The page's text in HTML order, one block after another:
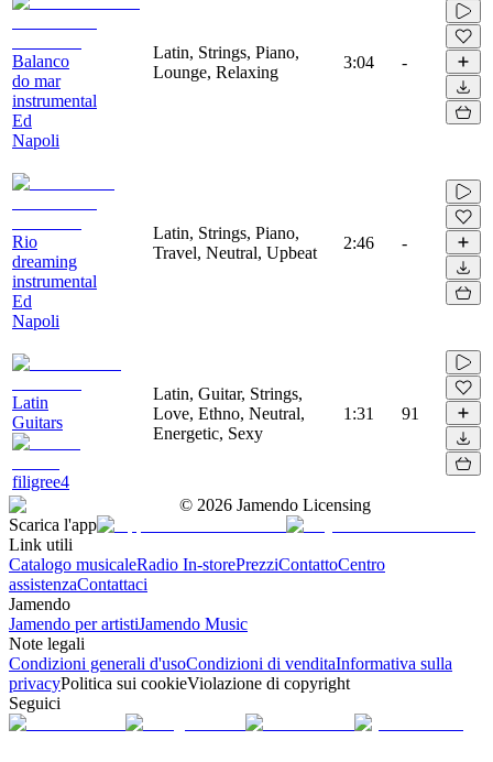
Balanco
do mar
instrumental
Ed
Napoli
Latin, Strings, Piano,
Lounge, Relaxing
3:04 -
Rio
dreaming
instrumental
Ed
Napoli
Latin, Strings, Piano,
Travel, Neutral, Upbeat
2:46 -
Latin
Guitars
filigree4
Latin, Guitar, Strings,
Love, Ethno, Neutral,
Energetic, Sexy
1:31 91
© 2026 Jamendo Licensing
Scarica l'app
Link utili
Catalogo musicaleRadio In-storePrezziContattoCentro
assistenzaContattaci
Jamendo
Jamendo per artistiJamendo Music
Note legali
Condizioni generali d'usoCondizioni di venditaInformativa sulla
privacyPolitica sui cookieViolazione di copyright
Seguici